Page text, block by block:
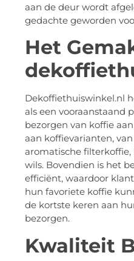
aan de deur wordt
gedachte geworden
Het
Dekoffiethuiswinkel.nl
als een vooraanstaand
bezorgen van koffie
aan koffievarianten,
aromatische
wils. Bovendien is het
efficiënt, waardoor
hun favoriete koffie
de kortste keren aan
bezorgen.
Kwaliteit